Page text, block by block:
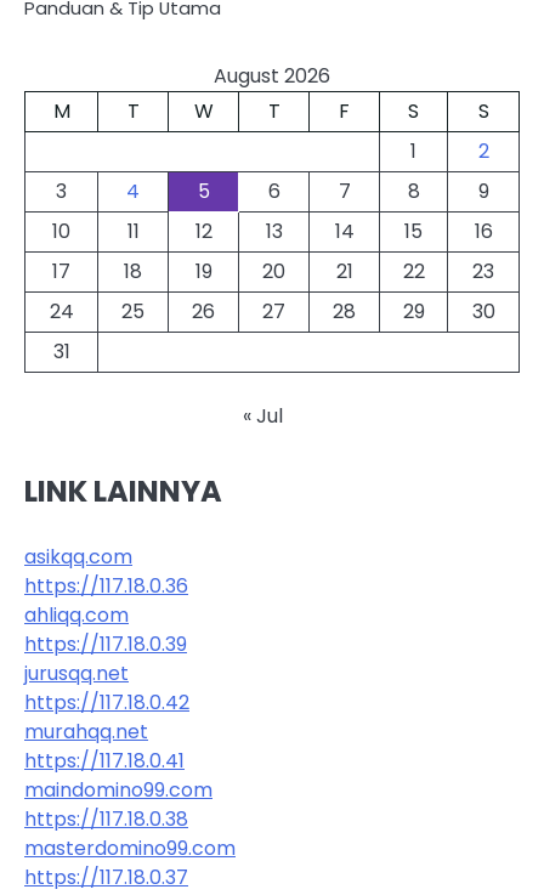
Panduan & Tip Utama
August 2026
M
T W T F S
S
1
2
3
4 5 6 7 8
9
10
11 12 13 14 15
16
17
18 19 20 21 22
23
24
25 26 27 28 29
30
31
« Jul
LINK LAINNYA
asikqq.com
https://117.18.0.36
ahliqq.com
https://117.18.0.39
jurusqq.net
https://117.18.0.42
murahqq.net
https://117.18.0.41
maindomino99.com
https://117.18.0.38
masterdomino99.com
https://117.18.0.37